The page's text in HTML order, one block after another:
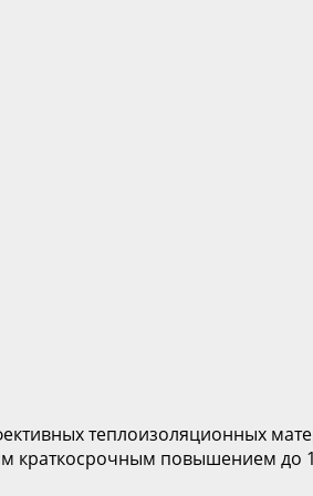
теплоизоляционных
краткосрочным повышением до